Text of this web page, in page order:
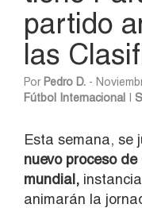
partido
las
Por Pedro D. -
Fútbol Internacional
Esta semana, se
nuevo proceso
mundial,
animarán la